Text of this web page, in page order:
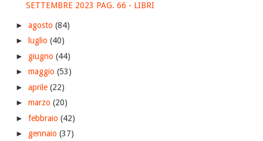
SETTEMBRE 2023 PAG. 66 - LIBRI
► agosto (84)
►
luglio (40)
► giugno (44)
► maggio (53)
► aprile (22)
► marzo (20)
► febbraio (42)
► gennaio (37)